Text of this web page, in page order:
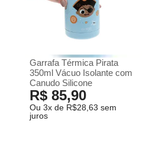
Garrafa Térmica Pirata
350ml Vácuo Isolante com
Canudo Silicone
R$ 85,90
Ou 3x de R$28,63 sem
juros